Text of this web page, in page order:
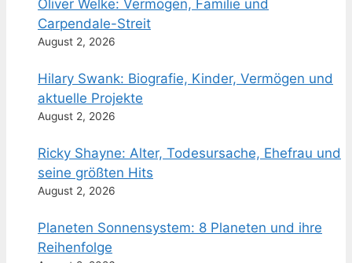
Oliver Welke: Vermögen, Familie und
Carpendale-Streit
August 2, 2026
Hilary Swank: Biografie, Kinder, Vermögen und
aktuelle Projekte
August 2, 2026
Ricky Shayne: Alter, Todesursache, Ehefrau und
seine größten Hits
August 2, 2026
Planeten Sonnensystem: 8 Planeten und ihre
Reihenfolge